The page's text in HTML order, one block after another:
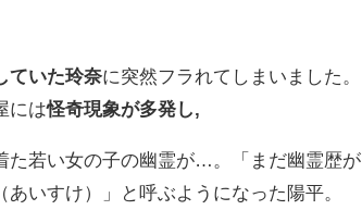
ていた玲奈に突然フラれてしまいました。
には怪奇現象が多発し,
た若い女の子の幽霊が…。「まだ幽霊歴が
いすけ）」と呼ぶようになった陽平。